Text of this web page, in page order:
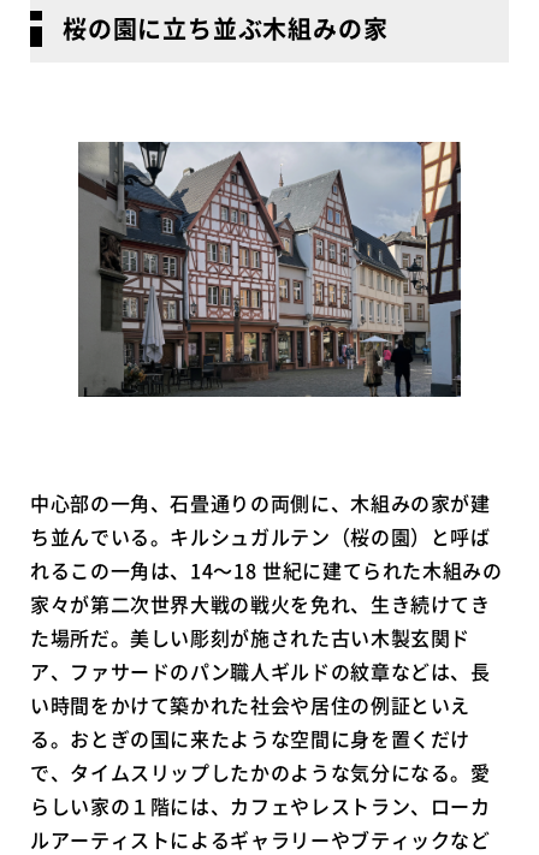
桜の園に立ち並ぶ木組みの家
中心部の一角、石畳通りの両側に、木組みの家が建
ち並んでいる。キルシュガルテン（桜の園）と呼ば
れるこの一角は、14～18 世紀に建てられた木組みの
家々が第二次世界大戦の戦火を免れ、生き続けてき
た場所だ。美しい彫刻が施された古い木製玄関ド
ア、ファサードのパン職人ギルドの紋章などは、長
い時間をかけて築かれた社会や居住の例証といえ
る。おとぎの国に来たような空間に身を置くだけ
で、タイムスリップしたかのような気分になる。愛
らしい家の１階には、カフェやレストラン、ローカ
ルアーティストによるギャラリーやブティックなど